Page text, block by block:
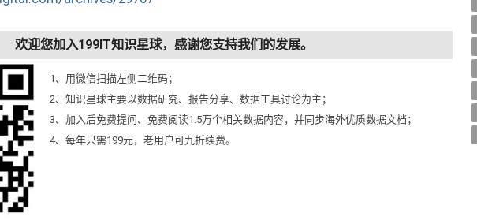
欢迎您加入199IT知识星球，感谢您支持我们的发展。
1、用微信扫描左侧二维码；
2、知识星球主要以数据研究、报告分享、数据工具讨论为主；
3、加入后免费提问、免费阅读1.5万个相关数据内容，并同步海外优质数据文档；
4、每年只需199元，老用户可九折续费。